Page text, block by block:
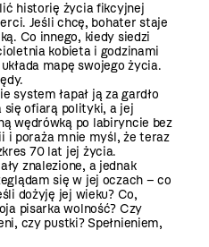
historię życia fikcyjnej
Jeśli chcę, bohater staje
Co innego, kiedy siedzi
kobieta i godzinami
mapę swojego życia.
system łapał ją za gardło
się ofiarą polityki, a jej
wędrówką po labiryncie bez
i poraża mnie myśl, że teraz
70 lat jej życia.
znalezione, a jednak
się w jej oczach – co
dożyję jej wieku? Co,
pisarka wolność? Czy
czy pustki? Spełnieniem,